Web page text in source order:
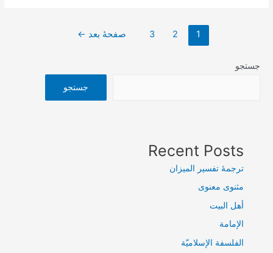
محسن
1
2
3 صفحهٔ بعد ←
جستجو
جستجو
Recent Posts
ترجمۀ تفسیر المیزان
مثنوی معنوی
أهل البيت
الإمامة
الفلسفة الإسلاميّة